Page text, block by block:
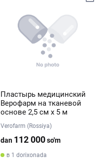
Пластырь медицинский
Верофарм на тканевой
основе 2,5 см х 5 м
Verofarm (Rossiya)
dan 112 000so'm
в 1 dorixonada